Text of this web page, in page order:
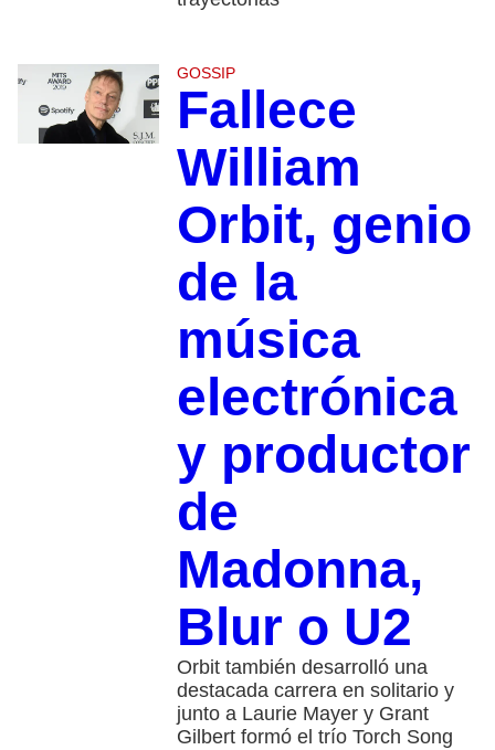
GOSSIP
Fallece
William
Orbit, genio
de la
música
electrónica
y productor
de
Madonna,
Blur o U2
Orbit también desarrolló una
destacada carrera en solitario y
junto a Laurie Mayer y Grant
Gilbert formó el trío Torch Song